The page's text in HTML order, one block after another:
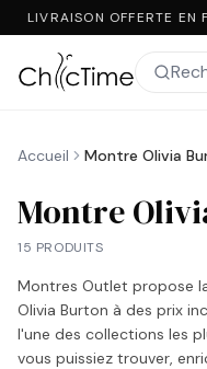
LIVRAISON OFFERTE
Accueil Montre Olivia
Montre
15 PRODUITS
Montres Outlet propose
Olivia Burton à des prix
l'une des collections les
vous puissiez trouver,